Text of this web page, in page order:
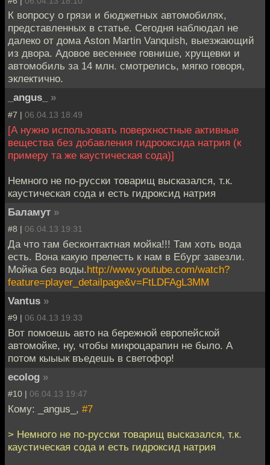
К вопросу о грязи и бюджетных автомобилях,
представленных в статье. Сегодня наблюдал не
далеко от дома Aston Martin Vanquish, выезжающий
из двора. Адовое весеннее говнише, хрущевки и
автомобиль за 14 млн. смотрелись, мягко говоря,
эклектично.
_angus_
»
#7 | 06.04.13 18:49
[А нужно использовать поверхностные активные
вещества без добавления гидрооксида натрия (к
примеру та же каустическая сода)]
Немного не по-русски товарищ высказался, т.к.
каустическая сода и есть гидроксид натрия
Баламут »
#8 | 06.04.13 19:31
Да что там бесконтактная мойка!!! Там хоть вода
есть. Вона какую прелесть к нам в Ебург завезли.
Мойка без воды.http://www.youtube.com/watch?
feature=player_detailpage&v=FtLDFAgL3MM
Vantus »
#9 | 06.04.13 19:33
Вот помоешь авто на бережной европейской
автомойке, ну, чтобы микроцарапин не было. А
потом кыыык въедешь в светофор!
ecolog »
#10 | 06.04.13 19:47
Кому: _angus_, #7
> Немного не по-русски товарищ высказался, т.к.
каустическая сода и есть гидроксид натрия